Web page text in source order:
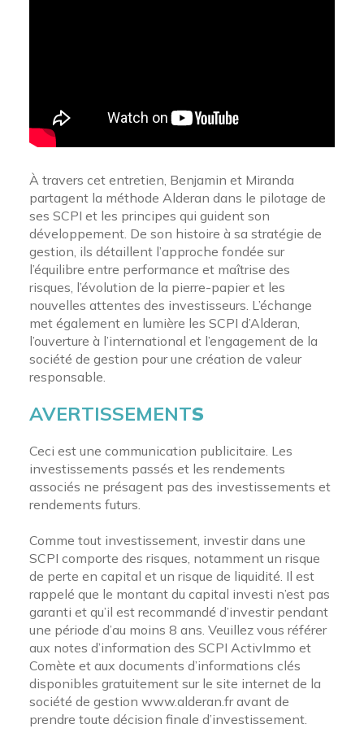
À travers cet entretien, Benjamin et Miranda
partagent la méthode Alderan dans le pilotage de
ses SCPI et les principes qui guident son
développement. De son histoire à sa stratégie de
gestion, ils détaillent l’approche fondée sur
l’équilibre entre performance et maîtrise des
risques, l’évolution de la pierre-papier et les
nouvelles attentes des investisseurs. L’échange
met également en lumière les SCPI d’Alderan,
l’ouverture à l’international et l’engagement de la
société de gestion pour une création de valeur
responsable.
AVERTISSEMENTS
Ceci est une communication publicitaire. Les
investissements passés et les rendements
associés ne présagent pas des investissements et
rendements futurs.
Comme tout investissement, investir dans une
SCPI comporte des risques, notamment un risque
de perte en capital et un risque de liquidité. Il est
rappelé que le montant du capital investi n’est pas
garanti et qu’il est recommandé d’investir pendant
une période d’au moins 8 ans. Veuillez vous référer
aux notes d’information des SCPI ActivImmo et
Comète et aux documents d’informations clés
disponibles gratuitement sur le site internet de la
société de gestion www.alderan.fr avant de
prendre toute décision finale d’investissement.